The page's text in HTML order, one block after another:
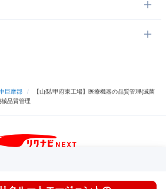
巨摩郡 /
【山梨/甲府東工場】医療機器の品質管理(滅菌
品質管理